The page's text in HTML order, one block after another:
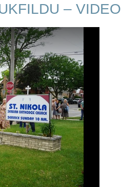
– VIDEO